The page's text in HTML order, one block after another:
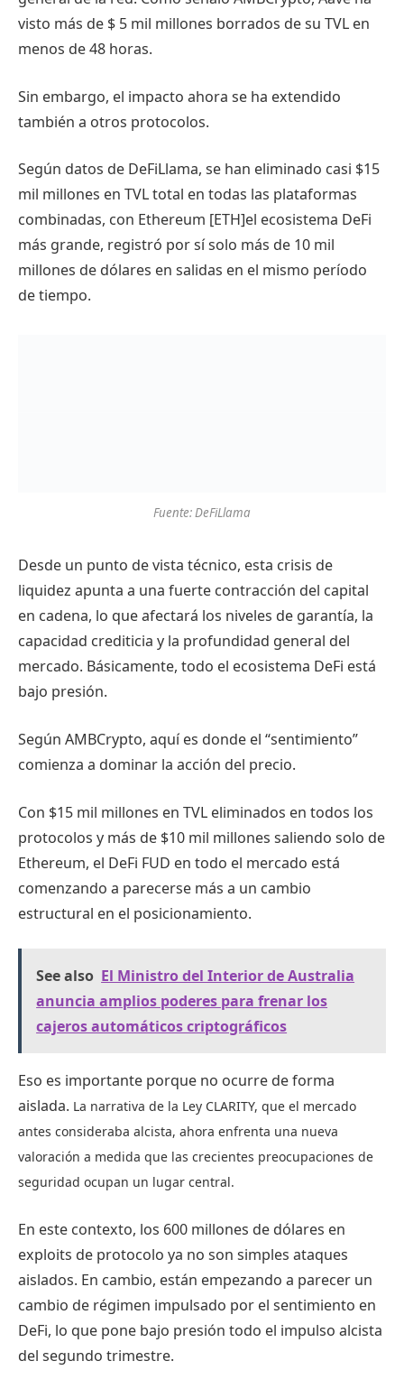
visto más de $ 5 mil millones borrados de su TVL en
menos de 48 horas.
Sin embargo, el impacto ahora se ha extendido
también a otros protocolos.
Según datos de DeFiLlama, se han eliminado casi $15
mil millones en TVL total en todas las plataformas
combinadas, con Ethereum [ETH]el ecosistema DeFi
más grande, registró por sí solo más de 10 mil
millones de dólares en salidas en el mismo período
de tiempo.
Fuente: DeFiLlama
Desde un punto de vista técnico, esta crisis de
liquidez apunta a una fuerte contracción del capital
en cadena, lo que afectará los niveles de garantía, la
capacidad crediticia y la profundidad general del
mercado. Básicamente, todo el ecosistema DeFi está
bajo presión.
Según AMBCrypto, aquí es donde el “sentimiento”
comienza a dominar la acción del precio.
Con $15 mil millones en TVL eliminados en todos los
protocolos y más de $10 mil millones saliendo solo de
Ethereum, el DeFi FUD en todo el mercado está
comenzando a parecerse más a un cambio
estructural en el posicionamiento.
See also El Ministro del Interior de Australia
anuncia amplios poderes para frenar los
cajeros automáticos criptográficos
Eso es importante porque no ocurre de forma
aislada. La narrativa de la Ley CLARITY, que el mercado
antes consideraba alcista, ahora enfrenta una nueva
valoración a medida que las crecientes preocupaciones de
seguridad ocupan un lugar central.
En este contexto, los 600 millones de dólares en
exploits de protocolo ya no son simples ataques
aislados. En cambio, están empezando a parecer un
cambio de régimen impulsado por el sentimiento en
DeFi, lo que pone bajo presión todo el impulso alcista
del segundo trimestre.